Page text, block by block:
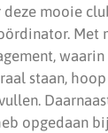
mooie
Met
staan,
opgedaan